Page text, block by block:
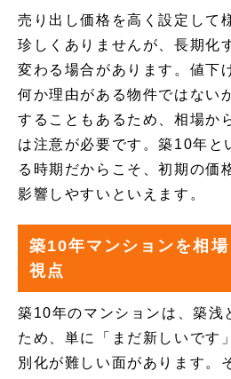
売り出し価格を高く設定して
珍しくありませんが、長期化
変わる場合があります。値下
何か理由がある物件ではない
することもあるため、相場か
は注意が必要です。築10年と
る時期だからこそ、初期の価
影響しやすいといえます。
築10年マンションを相
視点
築10年のマンションは、築浅
ため、単に「まだ新しいです
別化が難しい面があります。